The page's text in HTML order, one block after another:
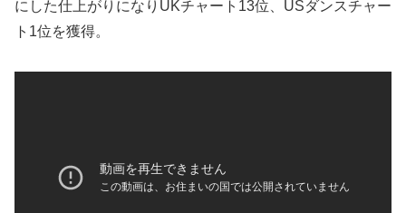
にした仕上がりになりUKチャート13位、USダンスチャー
ト1位を獲得。